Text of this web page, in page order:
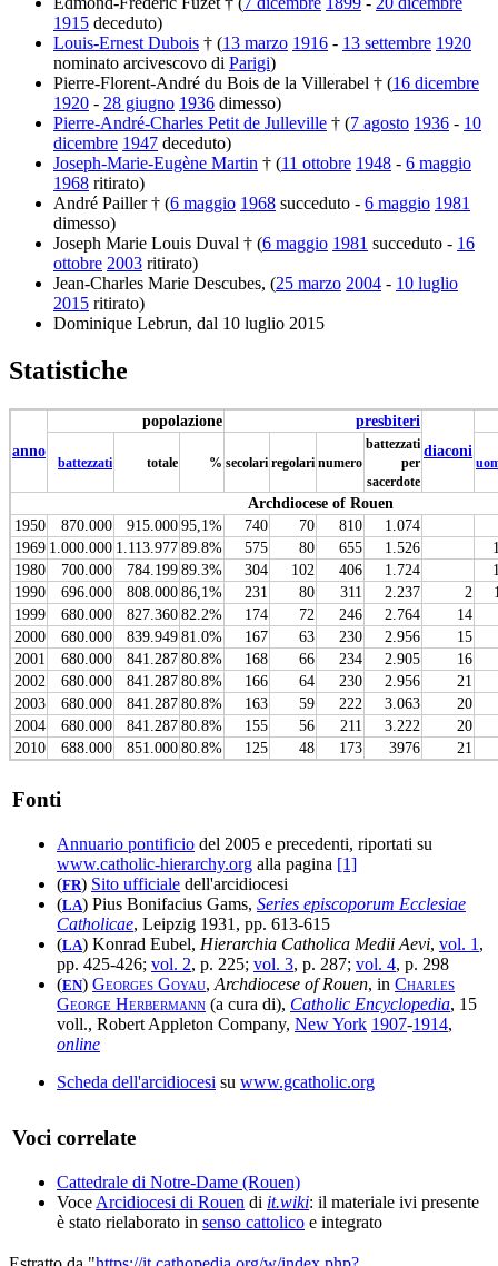
1915 deceduto)
Louis-Ernest Dubois † (13 marzo 1916 - 13 settembre 1920
nominato arcivescovo di Parigi)
Pierre-Florent-André du Bois de la Villerabel † (16 dicembre
1920 - 28 giugno 1936 dimesso)
Pierre-André-Charles Petit de Julleville † (7 agosto 1936 - 10
dicembre 1947 deceduto)
Joseph-Marie-Eugène Martin † (11 ottobre 1948 - 6 maggio
1968 ritirato)
André Pailler † (6 maggio 1968 succeduto - 6 maggio 1981
dimesso)
Joseph Marie Louis Duval † (6 maggio 1981 succeduto - 16
ottobre 2003 ritirato)
Jean-Charles Marie Descubes, (25 marzo 2004 - 10 luglio
2015 ritirato)
Dominique Lebrun, dal 10 luglio 2015
Statistiche
anno
popolazione
presbiteri
diaconi
battezzati totale % secolari regolari numero
battezzati
per
sacerdote
Archdiocese of Rouen
1950
870.000 915.00095,1% 740 70 810
1.074
1969 1.000.000 1.113.97789.8% 575 80 655 1.526
1980
700.000 784.19989.3% 304 102 406 1.724
1990
696.000 808.00086,1% 231 80 311 2.237 2
1999
680.000 827.36082.2% 174 72 246 2.764
14
2000
680.000 839.94981.0% 167 63 230 2.956
15
2001
680.000 841.28780.8% 168 66 234 2.905
16
2002
680.000 841.28780.8% 166 64 230 2.956
21
2003
680.000 841.28780.8% 163 59 222 3.063
20
2004
680.000 841.28780.8% 155 56 211 3.222
20
2010
688.000 851.00080.8% 125 48 173 3976 21
Fonti
Annuario pontificio del 2005 e precedenti, riportati su
www.catholic-hierarchy.org alla pagina [1]
(FR) Sito ufficiale dell'arcidiocesi
(LA) Pius Bonifacius Gams, Series episcoporum Ecclesiae
Catholicae, Leipzig 1931, pp. 613-615
(LA) Konrad Eubel, Hierarchia Catholica Medii Aevi, vol. 1 ,
pp. 425-426; vol. 2, p. 225; vol. 3, p. 287; vol. 4, p. 298
(EN) Georges Goyau, Archdiocese of Rouen, in Charles
George Herbermann (a cura di), Catholic Encyclopedia, 15
voll., Robert Appleton Company, New York 1907-1914,
online
Scheda dell'arcidiocesi su www.gcatholic.org
Voci correlate
Cattedrale di Notre-Dame (Rouen)
Voce Arcidiocesi di Rouen di it.wiki: il materiale ivi presente
è stato rielaborato in senso cattolico e integrato